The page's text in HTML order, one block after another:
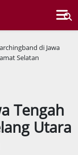
di Jawa
Selatan
Tengah
Utara